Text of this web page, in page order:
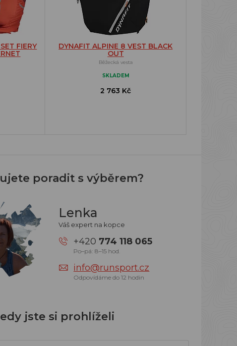
FIERY
DYNAFIT ALPINE 8 VEST BLACK
OUT
Běžecká vesta
SKLADEM
2 763 Kč
poradit s výběrem?
Lenka
Váš expert na kopce
+420 774 118 065
Po–pá: 8–15 hod.
info@runsport.cz
Odpovídáme do 12 hodin
jste si prohlíželi